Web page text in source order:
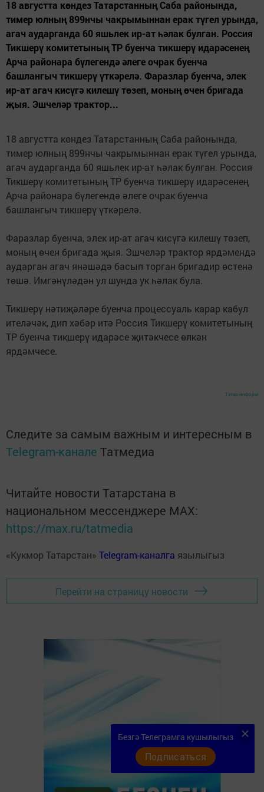
18 августта көндез Татарстанның Саба районында,
тимер юлның 899нчы чакрымыннан ерак түгел урында,
агач аударганда 60 яшьлек ир-ат һәлак булган. Россия
Тикшерү комитетының ТР буенча тикшерү идарәсенең
Арча районара бүлегендә әлеге очрак буенча
башлангыч тикшерү үткәрелә. Фаразлар буенча, элек
ир-ат агач кисүгә килешү төзеп, моның өчен бригада
җыя. Эшчеләр трактор...
18 августта көндез Татарстанның Саба районында,
тимер юлның 899нчы чакрымыннан ерак түгел урында,
агач аударганда 60 яшьлек ир-ат һәлак булган. Россия
Тикшерү комитетының ТР буенча тикшерү идарәсенең
Арча районара бүлегендә әлеге очрак буенча
башлангыч тикшерү үткәрелә.
Фаразлар буенча, элек ир-ат агач кисүгә килешү төзеп,
моның өчен бригада җыя. Эшчеләр трактор ярдәмендә
аударган агач янәшәдә басып торган бригадир өстенә
төшә. Имгәнүләдән ул шунда ук һәлак була.
Тикшерү нәтиҗәләре буенча процессуаль карар кабул
ителәчәк, дип хәбәр итә Россия Тикшерү комитетының
ТР буенча тикшерү идарәсе җитәкчесе өлкән
ярдәмчесе.
Татар-информ
Следите за самым важным и интересным в
Telegram-канале Татмедиа
Читайте новости Татарстана в
национальном мессенджере MАХ:
https://max.ru/tatmedia
«Кукмор Татарстан» Telegram-каналга язылыгыз
Перейти на страницу новости
Безгә Телеграмга кушылыгыз
Подписаться